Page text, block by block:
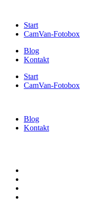
Start
CamVan-Fotobox
Blog
Kontakt
Start
CamVan-Fotobox
Blog
Kontakt